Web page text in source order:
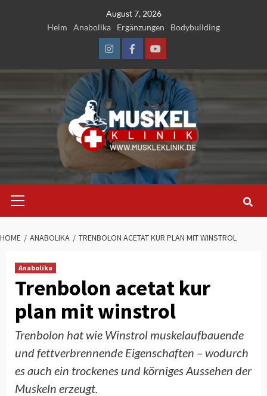
August 7, 2026
Heim
Anabolika Ergänzungen Bodybuilding
InstagramFacebookYoutube
Menu
HOME ANABOLIKA TRENBOLON ACETAT KUR PLAN MIT WINSTROL
Anabolika
Trenbolon acetat kur
plan mit winstrol
Trenbolon hat wie Winstrol muskelaufbauende
und fettverbrennende Eigenschaften – wodurch
es auch ein trockenes und körniges Aussehen der
Muskeln erzeugt.